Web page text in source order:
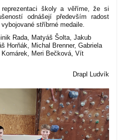
školy a věříme, že si
odnášejí především radost
stříbrné medaile.
Rada, Matyáš Šolta, Jakub
Horňák, Michal Brenner, Gabriela
Meri Bečková, Vít
Drapl Ludvík